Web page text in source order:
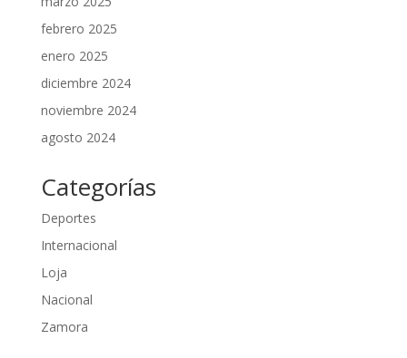
febrero 2025
enero 2025
diciembre 2024
noviembre 2024
agosto 2024
Categorías
Deportes
Internacional
Loja
Nacional
Zamora